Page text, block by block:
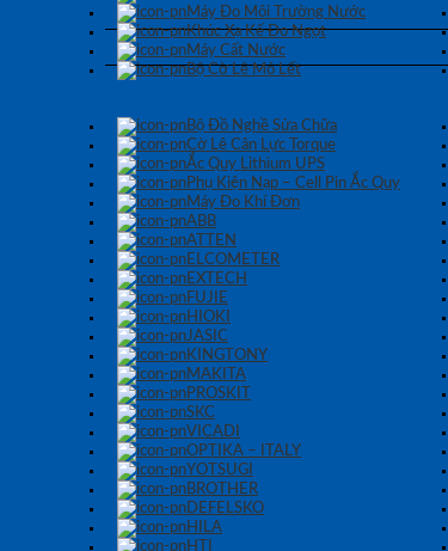
Máy Đo Môi Trường Nước
Khúc Xạ Kế Đo Ngọt
Máy Cất Nước
Bộ Cờ Lê Mỏ Lết
Bộ Đồ Nghề Sửa Chữa
Cờ Lê Cân Lực Torque
Ắc Quy Lithium UPS
Phụ Kiện Nạp – Cell Pin Ắc Quy
Máy Đo Khí Đơn
ABB
ATTEN
ELCOMETER
EXTECH
FUJIE
HIOKI
JASIC
KINGTONY
MAKITA
PROSKIT
SKC
VICADI
OPTIKA – ITALY
YOTSUGI
BROTHER
DEFELSKO
HILA
HTI